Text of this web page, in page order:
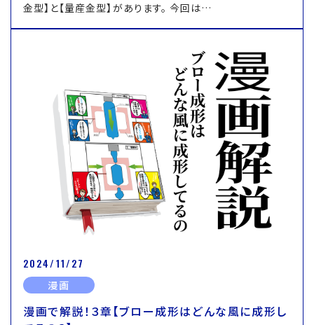
金型】と【量産金型】があります。 今回は…
2024/11/27
漫画
漫画で解説！３章【ブロー成形はどんな風に成形し